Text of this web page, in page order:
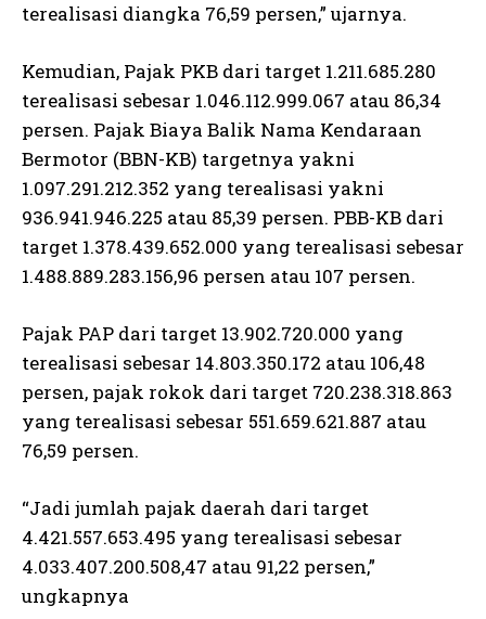
terealisasi diangka 76,59 persen,” ujarnya.
Kemudian, Pajak PKB dari target 1.211.685.280
terealisasi sebesar 1.046.112.999.067 atau 86,34
persen. Pajak Biaya Balik Nama Kendaraan
Bermotor (BBN-KB) targetnya yakni
1.097.291.212.352 yang terealisasi yakni
936.941.946.225 atau 85,39 persen. PBB-KB dari
target 1.378.439.652.000 yang terealisasi sebesar
1.488.889.283.156,96 persen atau 107 persen.
Pajak PAP dari target 13.902.720.000 yang
terealisasi sebesar 14.803.350.172 atau 106,48
persen, pajak rokok dari target 720.238.318.863
yang terealisasi sebesar 551.659.621.887 atau
76,59 persen.
“Jadi jumlah pajak daerah dari target
4.421.557.653.495 yang terealisasi sebesar
4.033.407.200.508,47 atau 91,22 persen,”
ungkapnya